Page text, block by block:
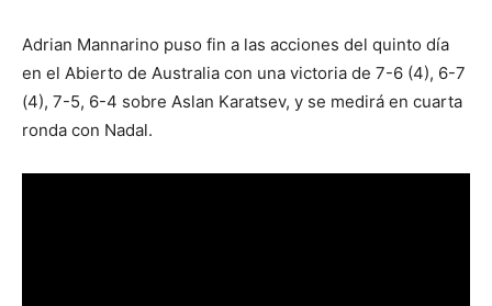
Adrian Mannarino puso fin a las acciones del quinto día
en el Abierto de Australia con una victoria de 7-6 (4), 6-7
(4), 7-5, 6-4 sobre Aslan Karatsev, y se medirá en cuarta
ronda con Nadal.